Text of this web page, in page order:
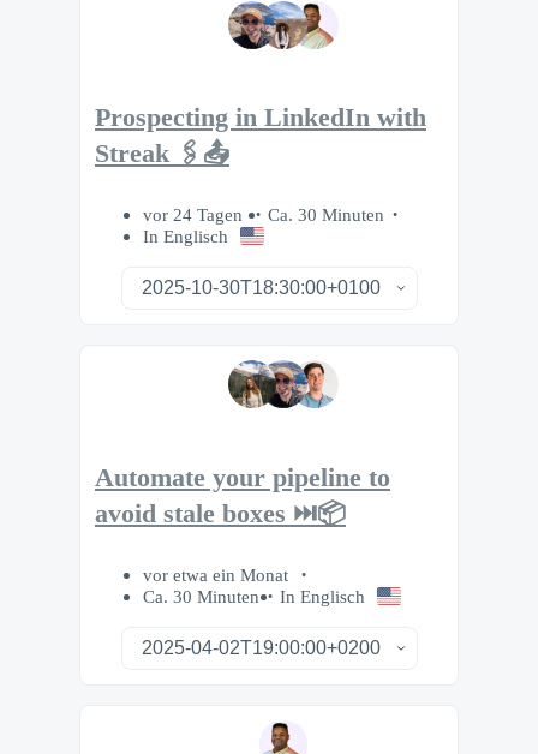
Prospecting in LinkedIn with
Streak 🖇️📤
vor 24 Tagen
Ca. 30 Minuten
In Englisch
Automate your pipeline to
avoid stale boxes ⏭️📦
vor etwa ein Monat
Ca. 30 Minuten
In Englisch